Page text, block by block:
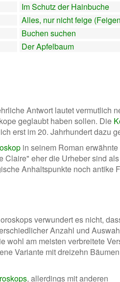
Im Schutz der Hainbuche
Alles, nur nicht feige
Buchen suchen
Der Apfelbaum
Antwort lautet vermutlich
geglaubt haben sollen. Die
erst im 20. Jahrhundert dazu
in seinem Roman
Claire" eher die Urheber sind
Anhaltspunkte noch antike
verwundert es nicht,
Anzahl und
wohl am meisten verbreitete
Variante mit dreizehn
, allerdings mit anderen